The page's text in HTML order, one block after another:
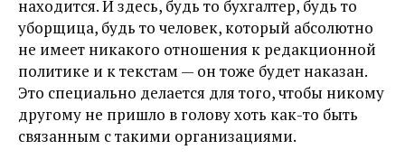
находится. И здесь, будь то бухгалтер, будь то
уборщица, будь то человек, который абсолютно
не имеет никакого отношения к редакционной
политике и к текстам — он тоже будет наказан.
Это специально делается для того, чтобы никому
другому не пришло в голову хоть как-то быть
связанным с такими организациями.